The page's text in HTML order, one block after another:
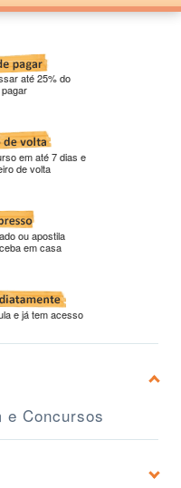
até 25% do
em até 7 dias e
de volta
ou apostila
em casa
e já tem acesso
e Concursos